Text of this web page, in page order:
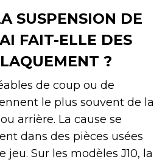
SUSPENSION DE
FAIT-ELLE DES
?
de coup ou de
le plus souvent de la
arrière. La cause se
dans des pièces usées
Sur les modèles J10, la